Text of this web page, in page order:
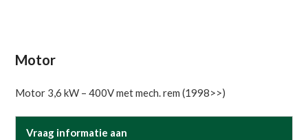
Motor
Motor 3,6 kW – 400V met mech. rem (1998>>)
Vraag informatie aan